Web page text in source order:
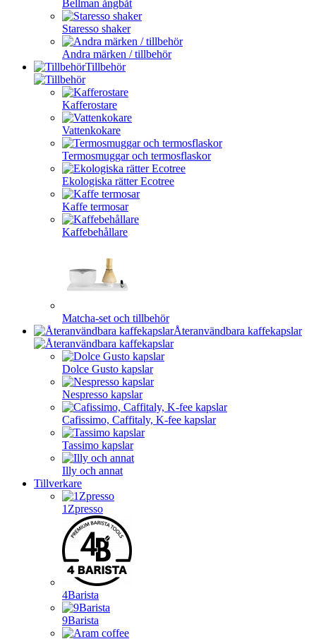
Bellman ångbåt
Staresso shaker
Andra märken / tillbehör
Tillbehör
Kafferostare
Vattenkokare
Termosmuggar och termosflaskor
Ekologiska rätter Ecotree
Kaffe termosar
Kaffebehållare
Matcha-set och tillbehör
Återanvändbara kaffekapslar
Dolce Gusto kapslar
Nespresso kapslar
Cafissimo, Caffitaly, K-fee kapslar
Tassimo kapslar
Illy och annat
Tillverkare
1Zpresso
4Barista
9Barista